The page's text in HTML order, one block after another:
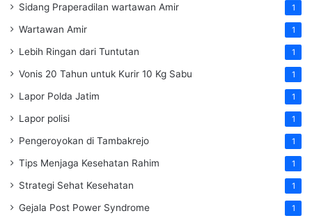
Sidang Praperadilan wartawan Amir 1
Wartawan Amir 1
Lebih Ringan dari Tuntutan 1
Vonis 20 Tahun untuk Kurir 10 Kg Sabu 1
Lapor Polda Jatim 1
Lapor polisi 1
Pengeroyokan di Tambakrejo 1
Tips Menjaga Kesehatan Rahim 1
Strategi Sehat Kesehatan 1
Gejala Post Power Syndrome 1